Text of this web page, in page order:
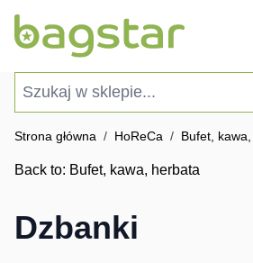
Strona główna / HoReCa / Bufet,
Back to: Bufet, kawa, herbata
Dzbanki